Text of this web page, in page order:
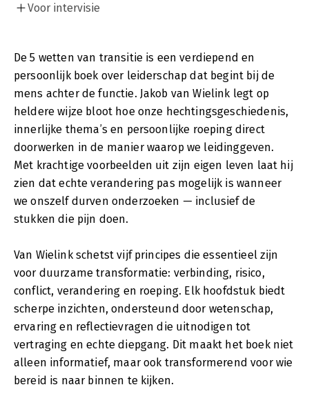
Voor intervisie
De 5 wetten van transitie is een verdiepend en
persoonlijk boek over leiderschap dat begint bij de
mens achter de functie. Jakob van Wielink legt op
heldere wijze bloot hoe onze hechtingsgeschiedenis,
innerlijke thema’s en persoonlijke roeping direct
doorwerken in de manier waarop we leidinggeven.
Met krachtige voorbeelden uit zijn eigen leven laat hij
zien dat echte verandering pas mogelijk is wanneer
we onszelf durven onderzoeken — inclusief de
stukken die pijn doen.
Van Wielink schetst vijf principes die essentieel zijn
voor duurzame transformatie: verbinding, risico,
conflict, verandering en roeping. Elk hoofdstuk biedt
scherpe inzichten, ondersteund door wetenschap,
ervaring en reflectievragen die uitnodigen tot
vertraging en echte diepgang. Dit maakt het boek niet
alleen informatief, maar ook transformerend voor wie
bereid is naar binnen te kijken.